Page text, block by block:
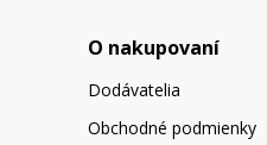
O nakupovaní
Dodávatelia
Obchodné podmienky